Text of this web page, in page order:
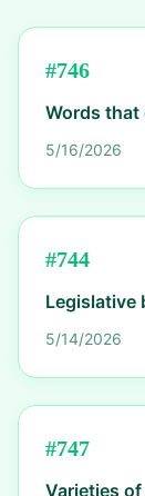
#746
Words that
5/16/2026
#744
Legislative
5/14/2026
#747
Varieties